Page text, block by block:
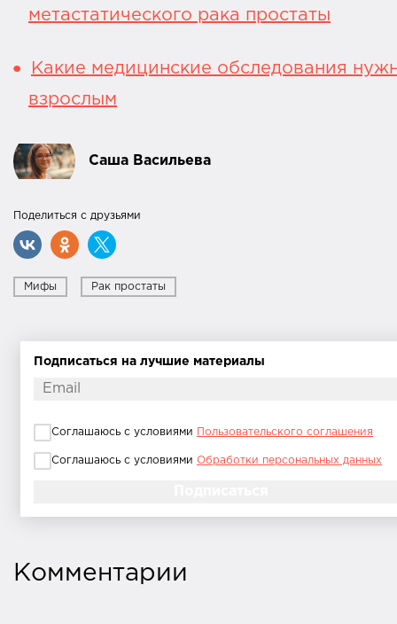
метастатического рака простаты
Какие медицинские обследования
взрослым
Саша Васильева
Поделиться с друзьями
Мифы Рак простаты
Подписаться на лучшие материалы
Соглашаюсь с условиями Пользовательского соглашения
Соглашаюсь с условиями Обработки персональных данных
Комментарии